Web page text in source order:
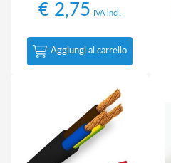
€ 2,75 IVA incl.
Aggiungi al carrello